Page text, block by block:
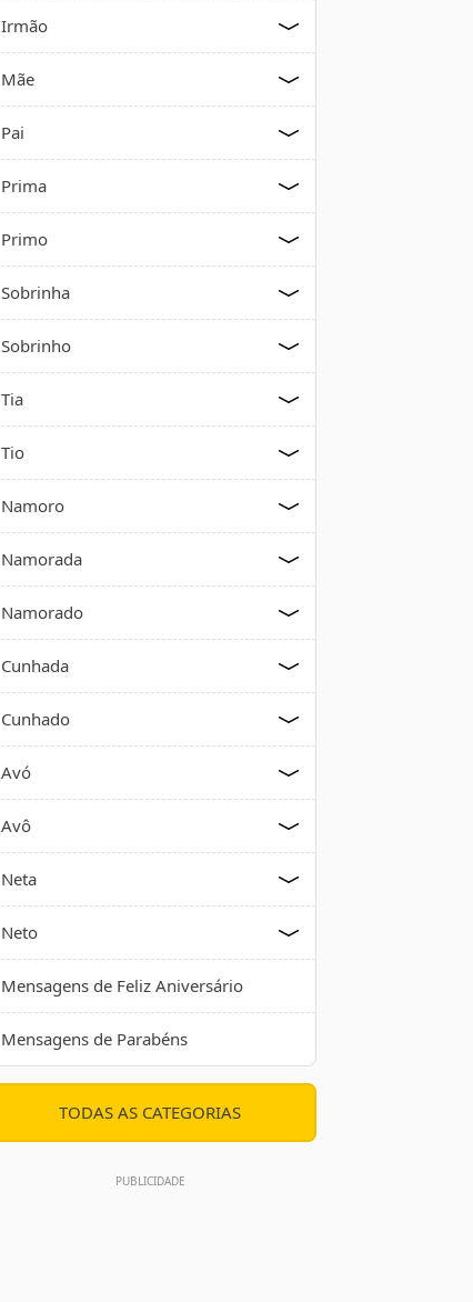
Irmão
Mãe
Pai
Prima
Primo
Sobrinha
Sobrinho
Tia
Tio
Namoro
Namorada
Namorado
Cunhada
Cunhado
Avó
Avô
Neta
Neto
Mensagens de Feliz Aniversário
Mensagens de Parabéns
TODAS AS CATEGORIAS